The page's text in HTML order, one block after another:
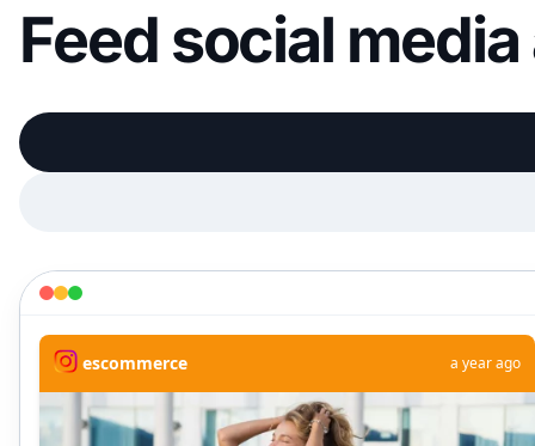
Feed social